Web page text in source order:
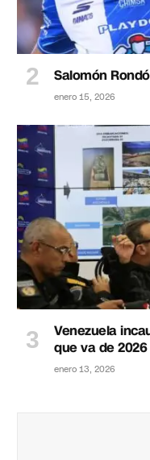
Salomón
enero 15, 2026
Venezuela
que va de 2026
enero 13, 2026